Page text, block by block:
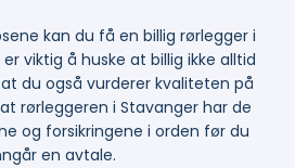
kan du få en billig rørlegger i
viktig å huske at billig ikke alltid
du også vurderer kvaliteten på
rørleggeren i Stavanger har de
og forsikringene i orden før du
en avtale.